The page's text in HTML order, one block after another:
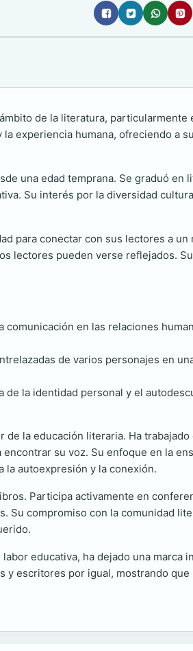
de la literatura,
experiencia humana, ofreciendo a
una edad temprana. Se graduó en
Su interés por la diversidad
para conectar con sus lectores a
lectores pueden verse reflejados.
comunicación en las relaciones
de varios personajes en
la identidad personal y el
la educación literaria. Ha
su voz. Su enfoque en la
la autoexpresión y la conexión.
Participa activamente en
compromiso con la comunidad
educativa, ha dejado una marca
escritores por igual, mostrando